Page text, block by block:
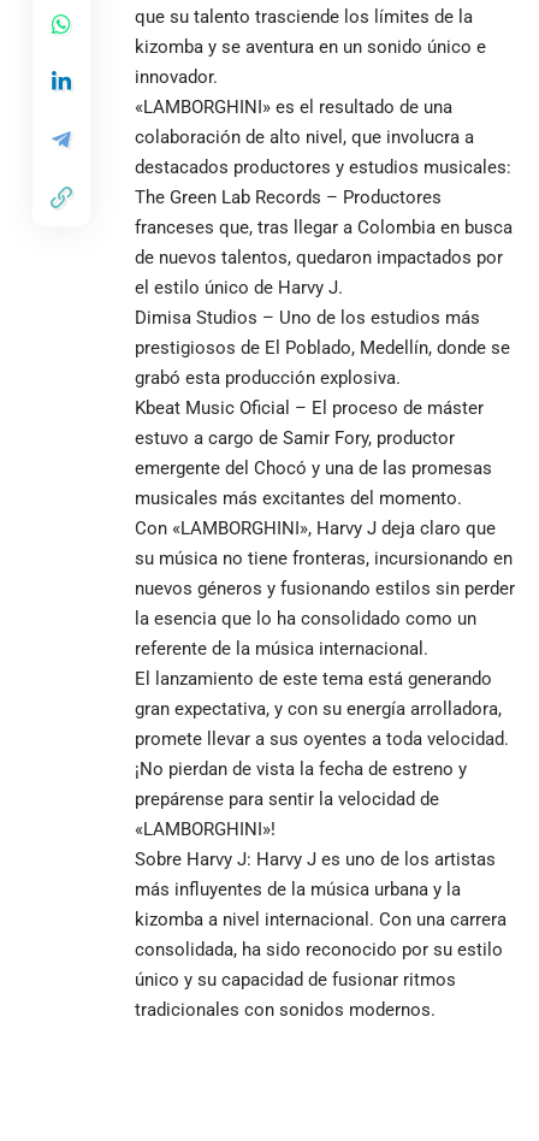
que su talento trasciende los límites de la
kizomba y se aventura en un sonido único e
innovador.
«LAMBORGHINI» es el resultado de una
colaboración de alto nivel, que involucra a
destacados productores y estudios musicales:
The Green Lab Records – Productores
franceses que, tras llegar a Colombia en busca
de nuevos talentos, quedaron impactados por
el estilo único de Harvy J.
Dimisa Studios – Uno de los estudios más
prestigiosos de El Poblado, Medellín, donde se
grabó esta producción explosiva.
Kbeat Music Oficial – El proceso de máster
estuvo a cargo de Samir Fory, productor
emergente del Chocó y una de las promesas
musicales más excitantes del momento.
Con «LAMBORGHINI», Harvy J deja claro que
su música no tiene fronteras, incursionando en
nuevos géneros y fusionando estilos sin perder
la esencia que lo ha consolidado como un
referente de la música internacional.
El lanzamiento de este tema está generando
gran expectativa, y con su energía arrolladora,
promete llevar a sus oyentes a toda velocidad.
¡No pierdan de vista la fecha de estreno y
prepárense para sentir la velocidad de
«LAMBORGHINI»!
Sobre Harvy J: Harvy J es uno de los artistas
más influyentes de la música urbana y la
kizomba a nivel internacional. Con una carrera
consolidada, ha sido reconocido por su estilo
único y su capacidad de fusionar ritmos
tradicionales con sonidos modernos.